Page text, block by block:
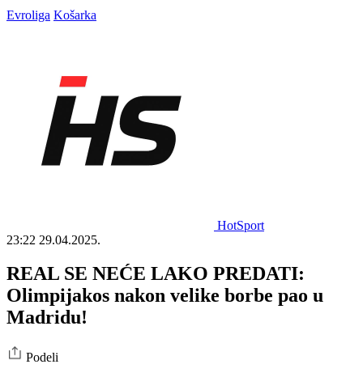
Evroliga Košarka
HotSport
23:22 29.04.2025.
REAL SE NEĆE LAKO PREDATI:
Olimpijakos nakon velike borbe pao u
Madridu!
Podeli